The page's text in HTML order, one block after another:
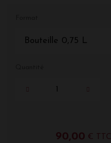
Bouteille 0,75 L
90,00 € TTC